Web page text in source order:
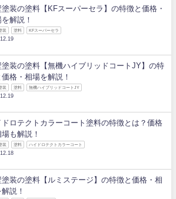
塗装の塗料【KFスーパーセラ】の特徴と価格・
解説！
装 塗料 KFスーパーセラ
塗装の塗料【無機ハイブリッドコートJY】の特
格・相場を解説！
装 塗料 無機ハイブリッドコートJY
ドロテクトカラーコート塗料の特徴とは？価格
も解説！
装 塗料 ハイドロテクトカラーコート
塗装の塗料【ルミステージ】の特徴と価格・相
説！